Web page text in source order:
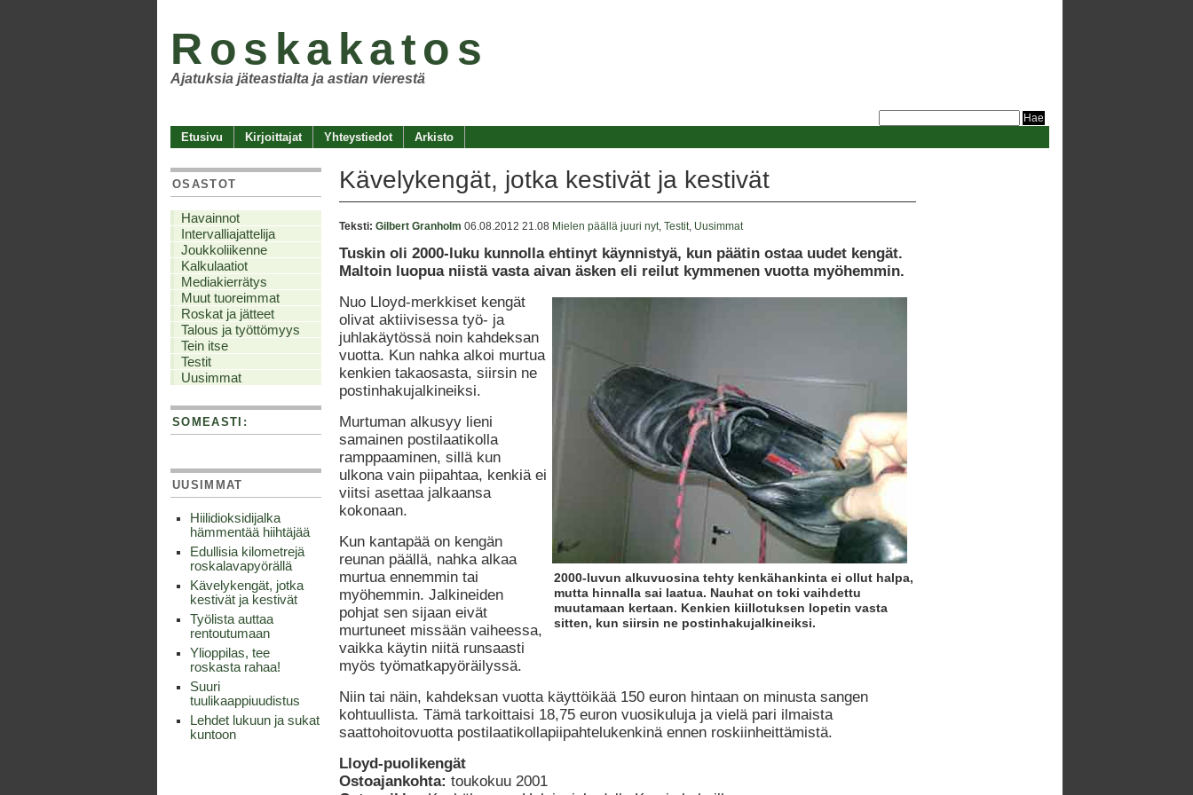
Roskakatos
Ajatuksia jäteastialta ja astian vierestä
Etusivu Kirjoittajat Yhteystiedot Arkisto
Kävelykengät, jotka kestivät ja kestivät
Teksti: Gilbert Granholm 06.08.2012 21.08 Mielen päällä juuri nyt Testit Uusimmat
Tuskin oli 2000-luku kunnolla ehtinyt käynnistyä, kun päätin ostaa uudet kengät.
Maltoin luopua niistä vasta aivan äsken eli reilut kymmenen vuotta myöhemmin.
2000-luvun alkuvuosina tehty kenkähankinta ei ollut halpa,
mutta hinnalla sai laatua. Nauhat on toki vaihdettu
muutamaan kertaan. Kenkien kiillotuksen lopetin vasta
sitten, kun siirsin ne postinhakujalkineiksi.
Nuo Lloyd-merkkiset kengät
olivat aktiivisessa työ- ja
juhlakäytössä noin kahdeksan
vuotta. Kun nahka alkoi murtua
kenkien takaosasta, siirsin ne
postinhakujalkineiksi.
Murtuman alkusyy lieni
samainen postilaatikolla
ramppaaminen, sillä kun
ulkona vain piipahtaa, kenkiä ei
viitsi asettaa jalkaansa
kokonaan.
Kun kantapää on kengän
reunan päällä, nahka alkaa
murtua ennemmin tai
myöhemmin. Jalkineiden
pohjat sen sijaan eivät
murtuneet missään vaiheessa,
vaikka käytin niitä runsaasti
myös työmatkapyöräilyssä.
Niin tai näin, kahdeksan vuotta käyttöikää 150 euron hintaan on minusta sangen
kohtuullista. Tämä tarkoittaisi 18,75 euron vuosikuluja ja vielä pari ilmaista
saattohoitovuotta postilaatikollapiipahtelukenkinä ennen roskiinheittämistä.
Lloyd-puolikengät
Ostoajankohta: toukokuu 2001
OSASTOT
Havainnot
Intervalliajattelija
Joukkoliikenne
Kalkulaatiot
Mediakierrätys
Muut tuoreimmat
Roskat ja jätteet
Talous ja työttömyys
Tein itse
Testit
Uusimmat
SOMEASTI:
UUSIMMAT
Hiilidioksidijalka
hämmentää hiihtäjää
Edullisia kilometrejä
roskalavapyörällä
Kävelykengät, jotka
kestivät ja kestivät
Työlista auttaa
rentoutumaan
Ylioppilas, tee
roskasta rahaa!
Suuri
tuulikaappiuudistus
Lehdet lukuun ja sukat
kuntoon